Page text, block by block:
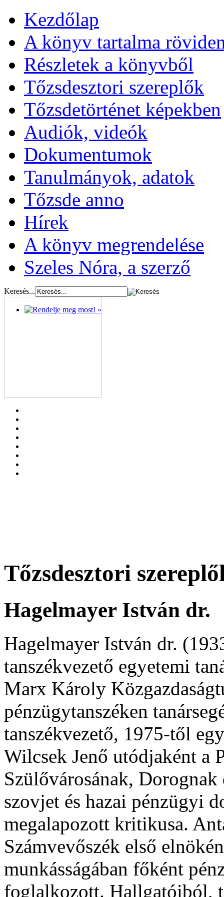
Kezdőlap
A könyv tartalma
Részletek a könyvből
Tőzsdesztori szereplők
Tőzsdetörténet képekben
Audiók, videók
Dokumentumok
Tanulmányok, adatok
Tőzsde anno
Hírek
A könyv megrendelése
Szeles Nóra, a szerző
Keresés...
Tőzsdesztori
Hagelmayer István dr.
Hagelmayer István dr.
tanszékvezető egyetemi
Marx Károly
pénzügytanszéken
tanszékvezető, 1975-től
Wilcsek Jenő utódjaként a
Szülővárosának,
szovjet és hazai pénzügyi
megalapozott kritikusa.
Számvevőszék első
munkásságában főként
foglalkozott. Hallgatóiból,